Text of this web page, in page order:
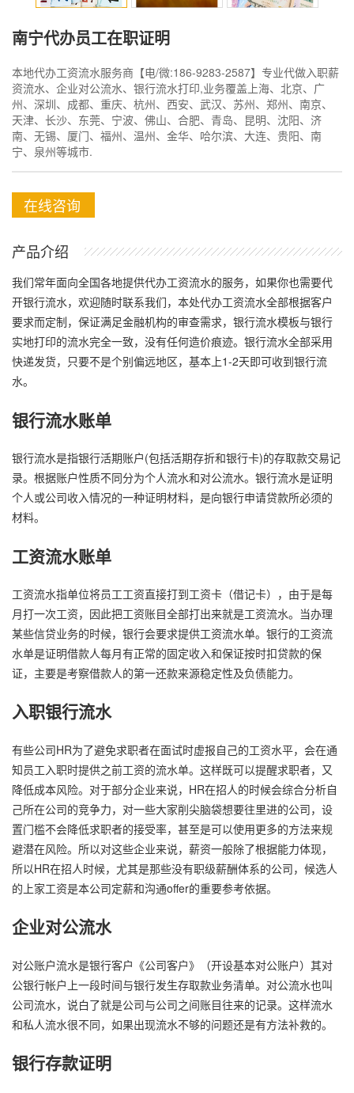
南宁代办员工在职证明
本地代办工资流水服务商【电/微:186-9283-2587】专业代做入职薪
资流水、企业对公流水、银行流水打印,业务覆盖上海、北京、广
州、深圳、成都、重庆、杭州、西安、武汉、苏州、郑州、南京、
天津、长沙、东莞、宁波、佛山、合肥、青岛、昆明、沈阳、济
南、无锡、厦门、福州、温州、金华、哈尔滨、大连、贵阳、南
宁、泉州等城市.
在线咨询
产品介绍
我们常年面向全国各地提供代办工资流水的服务，如果你也需要代
开银行流水，欢迎随时联系我们，本处代办工资流水全部根据客户
要求而定制，保证满足金融机构的审查需求，银行流水模板与银行
实地打印的流水完全一致，没有任何造价痕迹。银行流水全部采用
快递发货，只要不是个别偏远地区，基本上1-2天即可收到银行流
水。
银行流水账单
银行流水是指银行活期账户(包括活期存折和银行卡)的存取款交易记
录。根据账户性质不同分为个人流水和对公流水。银行流水是证明
个人或公司收入情况的一种证明材料，是向银行申请贷款所必须的
材料。
工资流水账单
工资流水指单位将员工工资直接打到工资卡（借记卡），由于是每
月打一次工资，因此把工资账目全部打出来就是工资流水。当办理
某些信贷业务的时候，银行会要求提供工资流水单。银行的工资流
水单是证明借款人每月有正常的固定收入和保证按时扣贷款的保
证，主要是考察借款人的第一还款来源稳定性及负债能力。
入职银行流水
有些公司HR为了避免求职者在面试时虚报自己的工资水平，会在通
知员工入职时提供之前工资的流水单。这样既可以提醒求职者，又
降低成本风险。对于部分企业来说，HR在招人的时候会综合分析自
己所在公司的竞争力，对一些大家削尖脑袋想要往里进的公司，设
置门槛不会降低求职者的接受率，甚至是可以使用更多的方法来规
避潜在风险。所以对这些企业来说，薪资一般除了根据能力体现，
所以HR在招人时候，尤其是那些没有职级薪酬体系的公司，候选人
的上家工资是本公司定薪和沟通offer的重要参考依据。
企业对公流水
对公账户流水是银行客户《公司客户》（开设基本对公账户）其对
公银行帐户上一段时间与银行发生存取款业务清单。对公流水也叫
公司流水，说白了就是公司与公司之间账目往来的记录。这样流水
和私人流水很不同，如果出现流水不够的问题还是有方法补救的。
银行存款证明